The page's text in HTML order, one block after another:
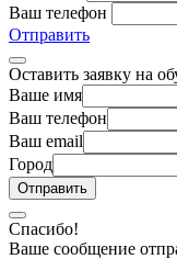
Ваш телефон
Отправить
Оставить заявку на
Ваше имя
Ваш телефон
Ваш email
Город
Спасибо!
Ваше сообщение